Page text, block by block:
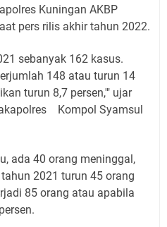
Kuningan AKBP
pers rilis akhir tahun 2022.
sebanyak 162 kasus.
148 atau turun 14
turun 8,7 persen,'" ujar
Kompol Syamsul
ada 40 orang meninggal,
2021 turun 45 orang
85 orang atau apabila